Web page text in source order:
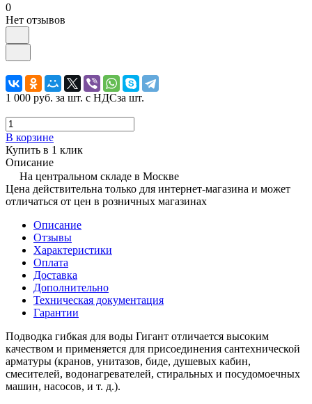
0
Нет отзывов
1 000 руб. за шт. с НДСза шт.
В корзине
Купить в 1 клик
Описание
На центральном складе в Москве
Цена действительна только для интернет-магазина и может
отличаться от цен в розничных магазинах
Описание
Отзывы
Характеристики
Оплата
Доставка
Дополнительно
Техническая документация
Гарантии
Подводка гибкая для воды Гигант отличается высоким
качеством и применяется для присоединения сантехнической
арматуры (кранов, унитазов, биде, душевых кабин,
смесителей, водонагревателей, стиральных и посудомоечных
машин, насосов, и т. д.).